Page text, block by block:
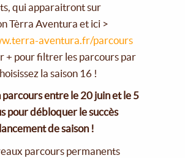
qui apparaitront sur
Tèrra Aventura et ici >
aventura.fr/parcours
+ pour filtrer les parcours par
la saison 16 !
parcours entre le 20 juin et le 5
pour débloquer le succès
de saison !
parcours permanents